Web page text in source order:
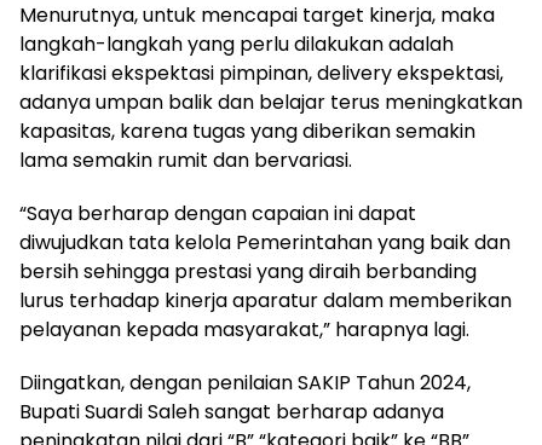
Menurutnya, untuk mencapai target kinerja, maka
langkah-langkah yang perlu dilakukan adalah
klarifikasi ekspektasi pimpinan, delivery ekspektasi,
adanya umpan balik dan belajar terus meningkatkan
kapasitas, karena tugas yang diberikan semakin
lama semakin rumit dan bervariasi.
“Saya berharap dengan capaian ini dapat
diwujudkan tata kelola Pemerintahan yang baik dan
bersih sehingga prestasi yang diraih berbanding
lurus terhadap kinerja aparatur dalam memberikan
pelayanan kepada masyarakat,” harapnya lagi.
Diingatkan, dengan penilaian SAKIP Tahun 2024,
Bupati Suardi Saleh sangat berharap adanya